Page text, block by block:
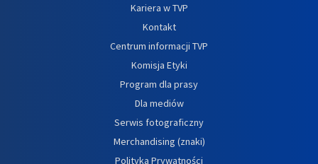
Kariera w TVP
Kontakt
Centrum informacji TVP
Komisja Etyki
Program dla prasy
Dla mediów
Serwis fotograficzny
Merchandising (znaki)
Polityka Prywatności